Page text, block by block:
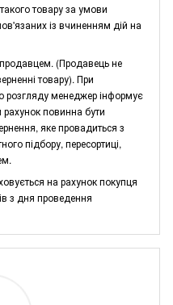
товару за умови
із вчиненням дій на
(Продавець не
товару). При
розгляду менеджер інформує
рахунок повинна бути
яке провадиться з
підбору, пересортиці,
на рахунок покупця
з дня проведення